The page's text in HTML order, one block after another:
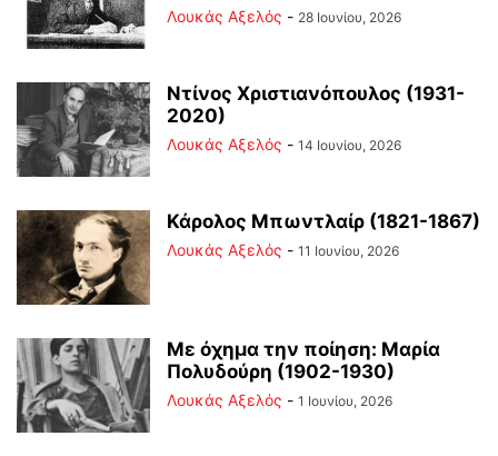
Λουκάς Αξελός - 28 Ιουνίου, 2026
Ντίνος Χριστιανόπουλος (1931-
2020)
Λουκάς Αξελός - 14 Ιουνίου, 2026
Κάρολος Μπωντλαίρ (1821-1867)
Λουκάς Αξελός - 11 Ιουνίου, 2026
Με όχημα την ποίηση: Μαρία
Πολυδούρη (1902-1930)
Λουκάς Αξελός - 1 Ιουνίου, 2026